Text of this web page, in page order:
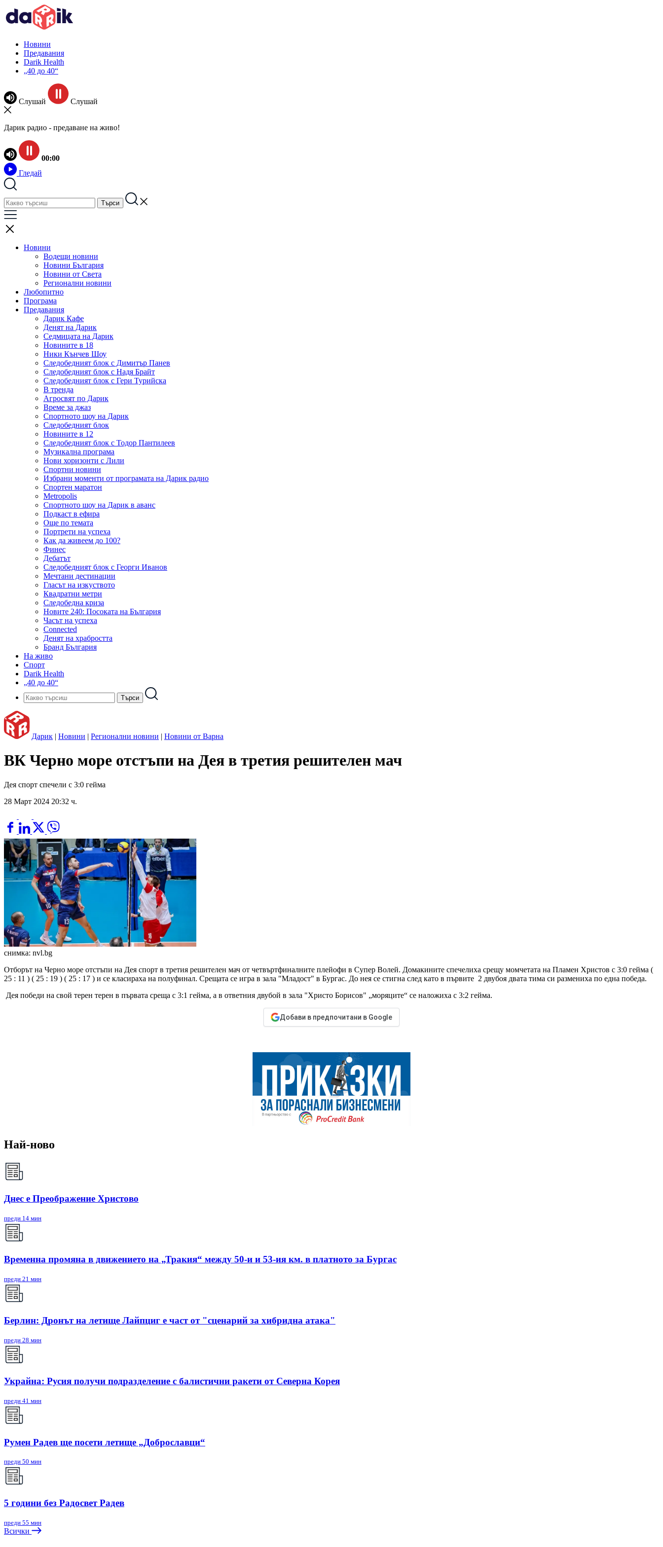
Новини
Предавания
Darik Health
„40 до 40“
Слушай Слушай
Дарик радио - предаване на живо!
00:00
Гледай
Новини
Водещи новини
Новини България
Новини от Света
Регионални новини
Любопитно
Програма
Предавания
Дарик Кафе
Денят на Дарик
Седмицата на Дарик
Новините в 18
Ники Кънчев Шоу
Следобедният блок с Димитър Панев
Следобедният блок с Надя Брайт
Следобедният блок с Гери Турийска
В тренда
Агросвят по Дарик
Време за джаз
Спортното шоу на Дарик
Следобедният блок
Новините в 12
Следобедният блок с Тодор Пантилеев
Музикална програма
Нови хоризонти с Лили
Спортни новини
Избрани моменти от програмата на Дарик радио
Спортен маратон
Metropolis
Спортното шоу на Дарик в аванс
Подкаст в ефира
Още по темата
Портрети на успеха
Как да живеем до 100?
Финес
Дебатът
Следобедният блок с Георги Иванов
Мечтани дестинации
Гласът на изкуството
Квадратни метри
Следобедна криза
Новите 240: Посоката на България
Часът на успеха
Connected
Денят на храбростта
Бранд България
На живо
Спорт
Darik Health
„40 до 40“
Дарик | Новини | Регионални новини | Новини от Варна
ВК Черно море отстъпи на Дея в третия решителен мач
Дея спорт спечели с 3:0 гейма
28 Март 2024 20:32 ч.
снимка: nvl.bg
Отборът на Черно море отстъпи на Дея спорт в третия решителен мач от четвъртфиналните плейофи в Супер Волей. Домакините спечелиха срещу момчетата на Пламен Христов с 3:0 гейма (
25 : 11 ) ( 25 : 19 ) ( 25 : 17 ) и се класираха на полуфинал. Срещата се игра в зала "Младост" в Бургас. До нея се стигна след като в първите 2 двубоя двата тима си размениха по една победа.
Дея победи на свой терен терен в първата среща с 3:1 гейма, а в ответния двубой в зала "Христо Борисов" „моряците“ се наложиха с 3:2 гейма.
Добави в предпочитани в Google
Най-ново
Днес е Преображение Христово
преди 14 мин
Временна промяна в движението на „Тракия“ между 50-и и 53-ия км. в платното за Бургас
преди 21 мин
Берлин: Дронът на летище Лайпциг е част от "сценарий за хибридна атака"
преди 28 мин
Украйна: Русия получи подразделение с балистични ракети от Северна Корея
преди 41 мин
Румен Радев ще посети летище „Доброславци“
преди 50 мин
5 години без Радосвет Радев
преди 55 мин
Всички